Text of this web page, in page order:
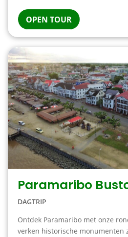
OPEN TOUR
Paramaribo
DAGTRIP
Ontdek Paramaribo met onze
verken historische monumenten